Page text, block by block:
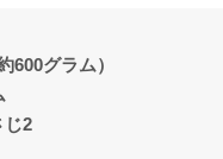
600グラム）
じ2